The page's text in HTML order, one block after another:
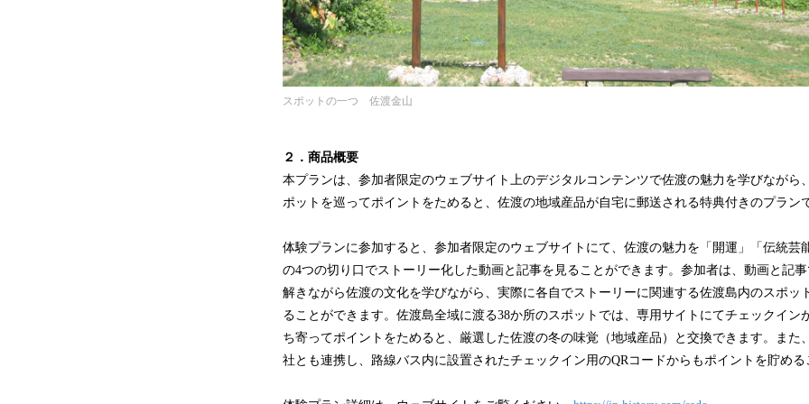
スポットの一つ 佐渡金山
２．商品概要
本プランは、参加者限定のウェブサイト上のデジタルコンテンツで佐渡の魅力を学びながら
ポットを巡ってポイントをためると、佐渡の地域産品が自宅に郵送される特典付きのプラン
体験プランに参加すると、参加者限定のウェブサイトにて、佐渡の魅力を「開運」「伝統芸
の4つの切り口でストーリー化した動画と記事を見ることができます。参加者は、動画と記
解きながら佐渡の文化を学びながら、実際に各自でストーリーに関連する佐渡島内のスポッ
ることができます。佐渡島全域に渡る38か所のスポットでは、専用サイトにてチェックイン
ち寄ってポイントをためると、厳選した佐渡の冬の味覚（地域産品）と交換できます。また
社とも連携し、路線バス内に設置されたチェックイン用のQRコードからもポイントを貯め